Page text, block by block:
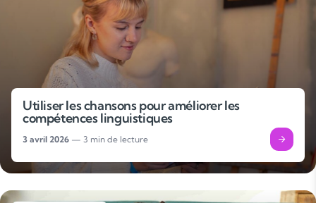
Utiliser les chansons pour améliorer les
compétences linguistiques
3 avril 2026 — 3 min de lecture